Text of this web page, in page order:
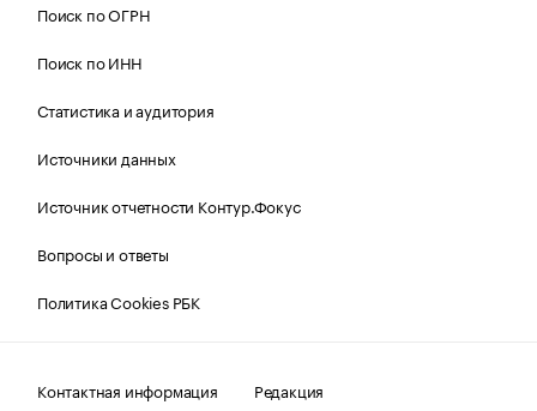
Поиск по ОГРН
Поиск по ИНН
Статистика и аудитория
Источники данных
Источник отчетности Контур.Фокус
Вопросы и ответы
Политика Cookies РБК
Контактная информация Редакция